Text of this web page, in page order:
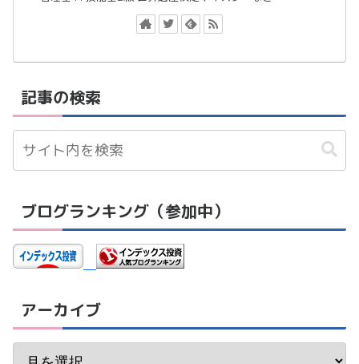
記事の検索
ブログランキング（参加中）
アーカイブ